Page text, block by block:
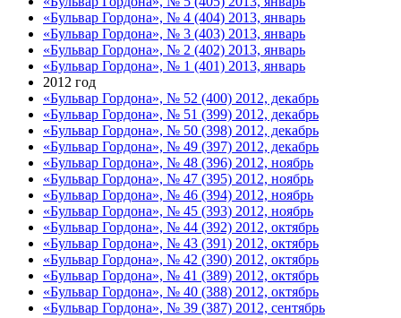
«Бульвар Гордона», № 4 (404) 2013, январь
«Бульвар Гордона», № 3 (403) 2013, январь
«Бульвар Гордона», № 2 (402) 2013, январь
«Бульвар Гордона», № 1 (401) 2013, январь
2012 год
«Бульвар Гордона», № 52 (400) 2012, декабрь
«Бульвар Гордона», № 51 (399) 2012, декабрь
«Бульвар Гордона», № 50 (398) 2012, декабрь
«Бульвар Гордона», № 49 (397) 2012, декабрь
«Бульвар Гордона», № 48 (396) 2012, ноябрь
«Бульвар Гордона», № 47 (395) 2012, ноябрь
«Бульвар Гордона», № 46 (394) 2012, ноябрь
«Бульвар Гордона», № 45 (393) 2012, ноябрь
«Бульвар Гордона», № 44 (392) 2012, октябрь
«Бульвар Гордона», № 43 (391) 2012, октябрь
«Бульвар Гордона», № 42 (390) 2012, октябрь
«Бульвар Гордона», № 41 (389) 2012, октябрь
«Бульвар Гордона», № 40 (388) 2012, октябрь
«Бульвар Гордона», № 39 (387) 2012, сентябрь